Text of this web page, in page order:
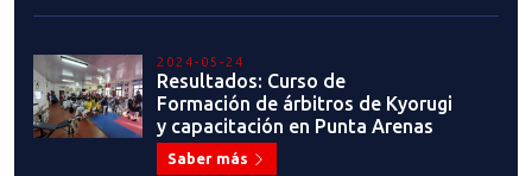
2024-05-24
Resultados: Curso de
Formación de árbitros de Kyorugi
y capacitación en Punta Arenas
Saber más